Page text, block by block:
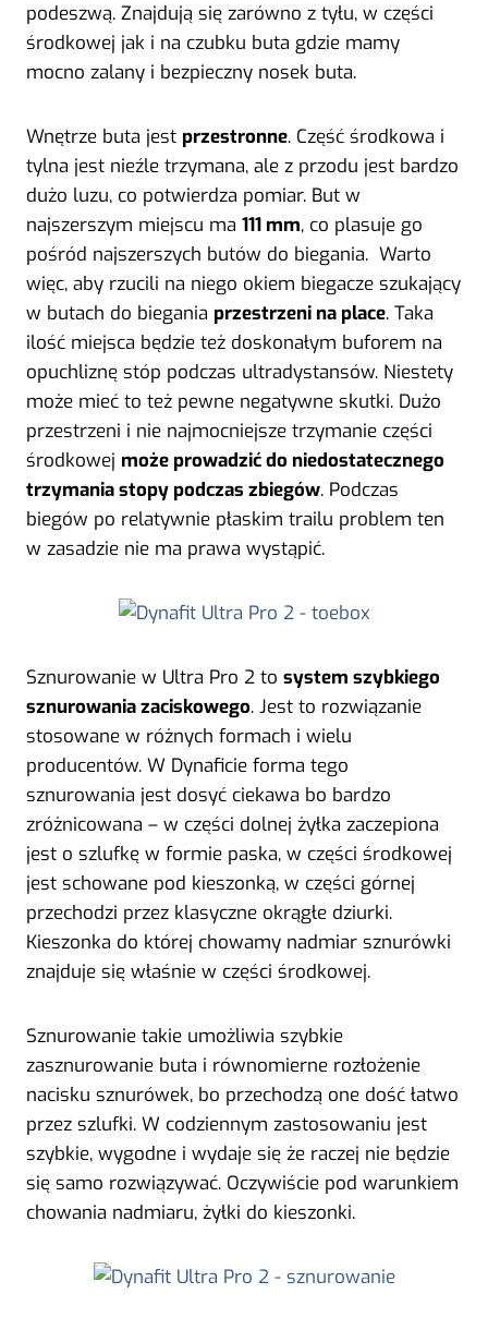
podeszwą. Znajdują się zarówno z tyłu, w części
środkowej jak i na czubku buta gdzie mamy
mocno zalany i bezpieczny nosek buta.
Wnętrze buta jest przestronne. Część środkowa i
tylna jest nieźle trzymana, ale z przodu jest bardzo
dużo luzu, co potwierdza pomiar. But w
najszerszym miejscu ma 111 mm, co plasuje go
pośród najszerszych butów do biegania. Warto
więc, aby rzucili na niego okiem biegacze szukający
w butach do biegania przestrzeni na place. Taka
ilość miejsca będzie też doskonałym buforem na
opuchliznę stóp podczas ultradystansów. Niestety
może mieć to też pewne negatywne skutki. Dużo
przestrzeni i nie najmocniejsze trzymanie części
środkowej może prowadzić do niedostatecznego
trzymania stopy podczas zbiegów. Podczas
biegów po relatywnie płaskim trailu problem ten
w zasadzie nie ma prawa wystąpić.
Sznurowanie w Ultra Pro 2 to system szybkiego
sznurowania zaciskowego. Jest to rozwiązanie
stosowane w różnych formach i wielu
producentów. W Dynaficie forma tego
sznurowania jest dosyć ciekawa bo bardzo
zróżnicowana – w części dolnej żyłka zaczepiona
jest o szlufkę w formie paska, w części środkowej
jest schowane pod kieszonką, w części górnej
przechodzi przez klasyczne okrągłe dziurki.
Kieszonka do której chowamy nadmiar sznurówki
znajduje się właśnie w części środkowej.
Sznurowanie takie umożliwia szybkie
zasznurowanie buta i równomierne rozłożenie
nacisku sznurówek, bo przechodzą one dość łatwo
przez szlufki. W codziennym zastosowaniu jest
szybkie, wygodne i wydaje się że raczej nie będzie
się samo rozwiązywać. Oczywiście pod warunkiem
chowania nadmiaru, żyłki do kieszonki.